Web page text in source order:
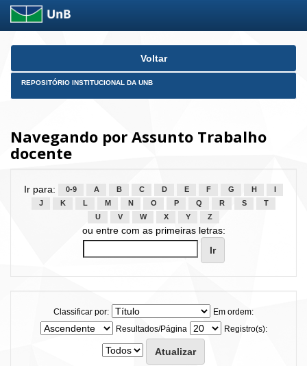
Skip
Voltar
REPOSITÓRIO INSTITUCIONAL DA UNB
Navegando por Assunto Trabalho
docente
Ir para: 0-9 A B C D E F G H
J
K L M N O P Q R S
T
U
V W X Y Z
ou entre com as primeiras letras:
Classificar por:
Em ordem:
Resultados/Página
Registro(s):